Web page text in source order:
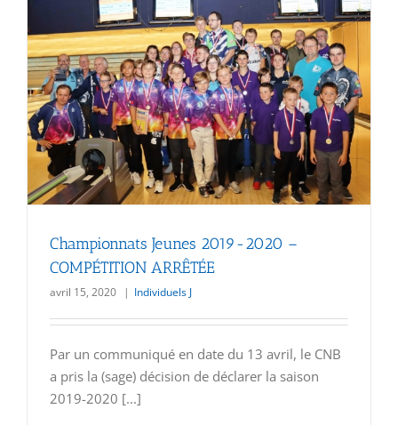
Championnats Jeunes 2019-2020 –
COMPÉTITION ARRÊTÉE
avril 15, 2020 | Individuels J
Par un communiqué en date du 13 avril, le CNB
a pris la (sage) décision de déclarer la saison
2019-2020 [...]